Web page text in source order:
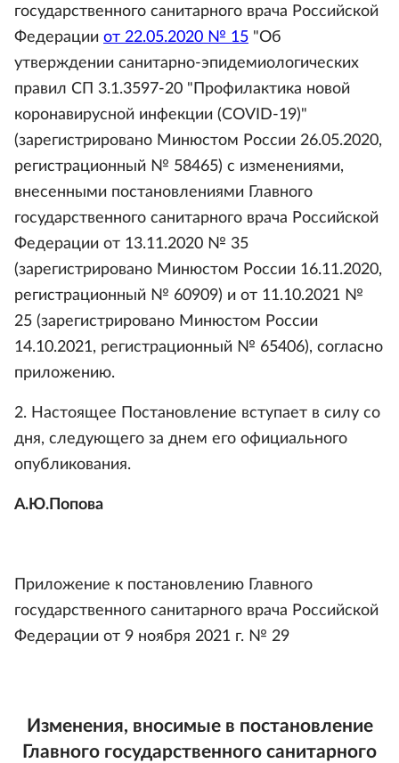
государственного санитарного врача Российской
Федерации от 22.05.2020 № 15 "Об
утверждении санитарно-эпидемиологических
правил СП 3.1.3597-20 "Профилактика новой
коронавирусной инфекции (COVID-19)"
(зарегистрировано Минюстом России 26.05.2020,
регистрационный № 58465) с изменениями,
внесенными постановлениями Главного
государственного санитарного врача Российской
Федерации от 13.11.2020 № 35
(зарегистрировано Минюстом России 16.11.2020,
регистрационный № 60909) и от 11.10.2021 №
25 (зарегистрировано Минюстом России
14.10.2021, регистрационный № 65406), согласно
приложению.
2. Настоящее Постановление вступает в силу со
дня, следующего за днем его официального
опубликования.
А.Ю.Попова
Приложение к постановлению Главного
государственного санитарного врача Российской
Федерации от 9 ноября 2021 г. № 29
Изменения, вносимые в постановление
Главного государственного санитарного